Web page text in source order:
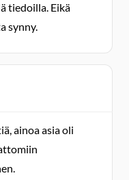
tiedoilla. Eikä
synny.
ainoa asia oli